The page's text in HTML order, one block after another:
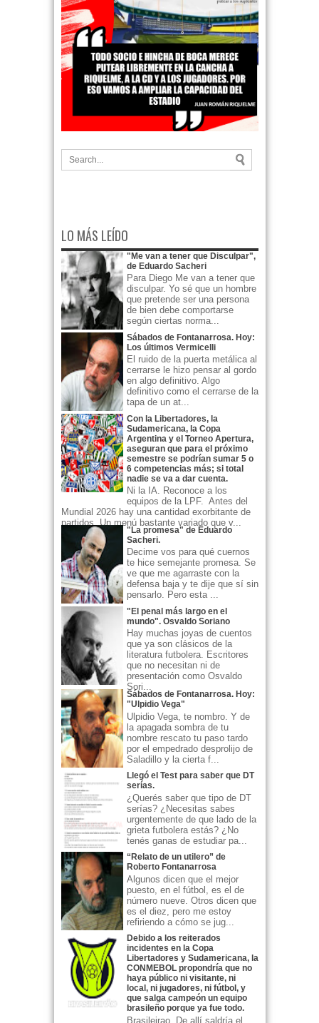
LO MÁS LEÍDO
"Me van a tener que Disculpar",
de Eduardo Sacheri
Para Diego Me van a tener que
disculpar. Yo sé que un hombre
que pretende ser una persona
de bien debe comportarse
según ciertas norma...
Sábados de Fontanarrosa. Hoy:
Los últimos Vermicelli
El ruido de la puerta metálica al
cerrarse le hizo pensar al gordo
en algo definitivo. Algo
definitivo como el cerrarse de la
tapa de un at...
Con la Libertadores, la
Sudamericana, la Copa
Argentina y el Torneo Apertura,
aseguran que para el próximo
semestre se podrían sumar 5 o
6 competencias más; si total
nadie se va a dar cuenta.
Ni la IA. Reconoce a los
equipos de la LPF. Antes del
Mundial 2026 hay una cantidad exorbitante de
partidos. Un menú bastante variado que v...
"La promesa" de Eduardo
Sacheri.
Decime vos para qué cuernos
te hice semejante promesa. Se
ve que me agarraste con la
defensa baja y te dije que sí sin
pensarlo. Pero esta ...
"El penal más largo en el
mundo". Osvaldo Soriano
Hay muchas joyas de cuentos
que ya son clásicos de la
literatura futbolera. Escritores
que no necesitan ni de
presentación como Osvaldo
Sori...
Sábados de Fontanarrosa. Hoy:
"Ulpidio Vega"
Ulpidio Vega, te nombro. Y de
la apagada sombra de tu
nombre rescato tu paso tardo
por el empedrado desprolijo de
Saladillo y la cierta f...
Llegó el Test para saber que DT
serías.
¿Querés saber que tipo de DT
serías? ¿Necesitas sabes
urgentemente de que lado de la
grieta futbolera estás? ¿No
tenés ganas de estudiar pa...
“Relato de un utilero” de
Roberto Fontanarrosa
Algunos dicen que el mejor
puesto, en el fútbol, es el de
número nueve. Otros dicen que
es el diez, pero me estoy
refiriendo a cómo se jug...
Debido a los reiterados
incidentes en la Copa
Libertadores y Sudamericana, la
CONMEBOL propondría que no
haya público ni visitante, ni
local, ni jugadores, ni fútbol, y
que salga campeón un equipo
brasileño porque ya fue todo.
Brasileirao. De allí saldría el